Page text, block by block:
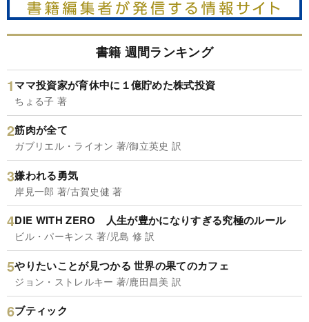
書籍 週間ランキング
ママ投資家が育休中に１億貯めた株式投資
ちょる子 著
筋肉が全て
ガブリエル・ライオン 著/御立英史 訳
嫌われる勇気
岸見一郎 著/古賀史健 著
DIE WITH ZERO 人生が豊かになりすぎる究極のルール
ビル・パーキンス 著/児島 修 訳
やりたいことが見つかる 世界の果てのカフェ
ジョン・ストレルキー 著/鹿田昌美 訳
ブティック